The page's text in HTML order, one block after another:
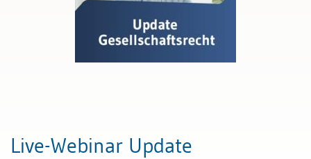
Live-Webinar Update